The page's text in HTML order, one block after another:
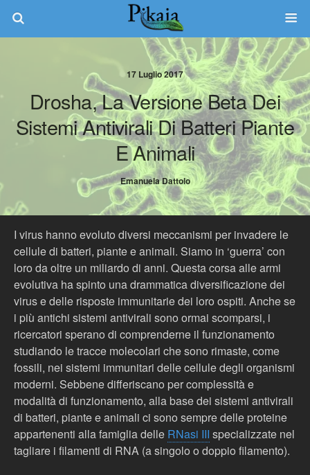
17 Luglio 2017
Drosha, La Versione Beta Dei
Sistemi Antivirali Di Batteri Piante
E Animali
Emanuela Dattolo
I virus hanno evoluto diversi meccanismi per invadere le
cellule di batteri, piante e animali. Siamo in ‘guerra’ con
loro da oltre un miliardo di anni. Questa corsa alle armi
evolutiva ha spinto una drammatica diversificazione dei
virus e delle risposte immunitarie dei loro ospiti. Anche se
i più antichi sistemi antivirali sono ormai scomparsi, i
ricercatori sperano di comprenderne il funzionamento
studiando le tracce molecolari che sono rimaste, come
fossili, nei sistemi immunitari delle cellule degli organismi
moderni. Sebbene differiscano per complessità e
modalità di funzionamento, alla base dei sistemi antivirali
di batteri, piante e animali ci sono sempre delle proteine
appartenenti alla famiglia delle RNasi III specializzate nel
tagliare i filamenti di RNA (a singolo o doppio filamento).